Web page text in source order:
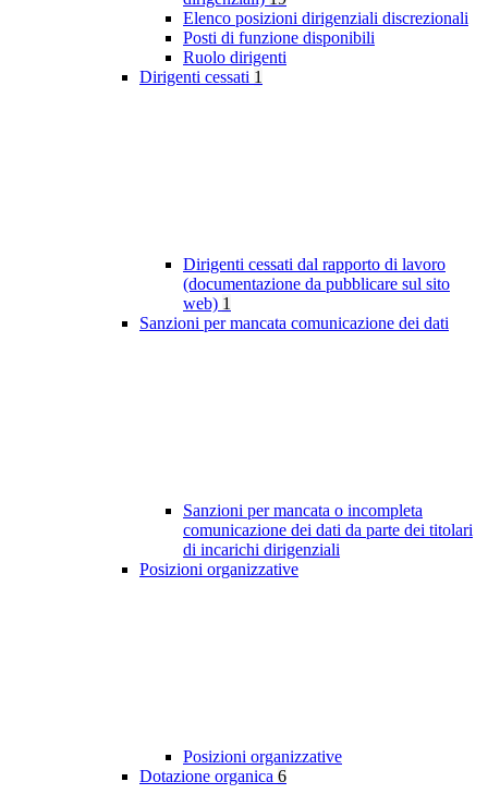
Elenco posizioni dirigenziali discrezionali
Posti di funzione disponibili
Ruolo dirigenti
Dirigenti cessati 1
Dirigenti cessati dal rapporto di lavoro
(documentazione da pubblicare sul sito
web) 1
Sanzioni per mancata comunicazione dei dati
Sanzioni per mancata o incompleta
comunicazione dei dati da parte dei titolari
di incarichi dirigenziali
Posizioni organizzative
Posizioni organizzative
Dotazione organica 6